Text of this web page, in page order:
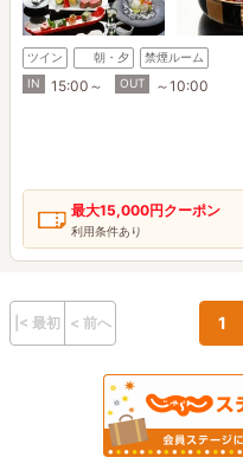
ツイン 朝・夕
禁煙ルーム
IN
15:00～ OUT ～10:00
最大15,000円クーポン
利用条件あり
|< 最初 < 前へ 1